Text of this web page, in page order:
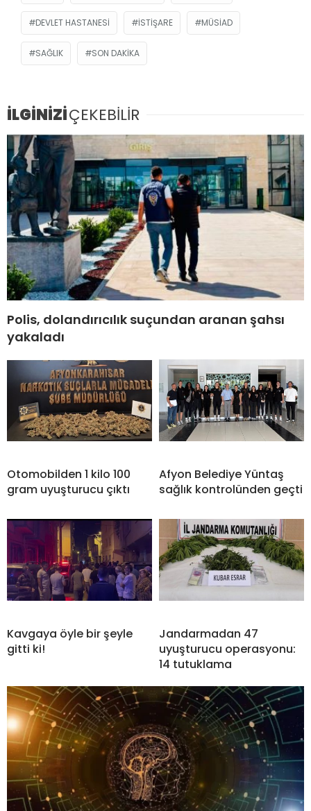
DEVLET HASTANESI ISTIŞARE MÜSİAD
SAĞLIK SON DAKIKA
İLGİNİZİÇEKEBİLİR
Polis, dolandırıcılık suçundan aranan şahsı
yakaladı
Otomobilden 1 kilo 100
gram uyuşturucu çıktı
Afyon Belediye Yüntaş
sağlık kontrolünden geçti
Kavgaya öyle bir şeyle
gitti ki!
Jandarmadan 47
uyuşturucu operasyonu:
14 tutuklama